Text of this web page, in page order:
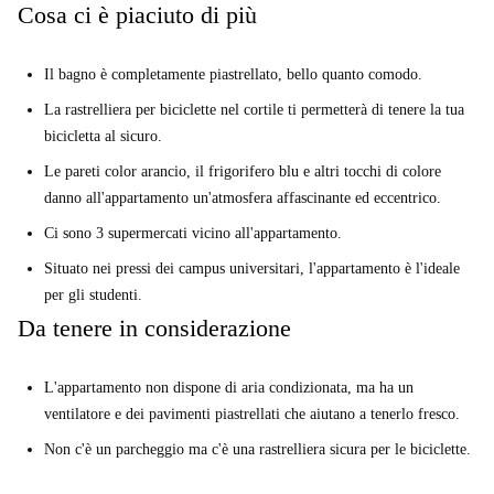
Cosa ci è piaciuto di più
Il bagno è completamente piastrellato, bello quanto comodo.
La rastrelliera per biciclette nel cortile ti permetterà di tenere la tua
bicicletta al sicuro.
Le pareti color arancio, il frigorifero blu e altri tocchi di colore
danno all'appartamento un'atmosfera affascinante ed eccentrico.
Ci sono 3 supermercati vicino all'appartamento.
Situato nei pressi dei campus universitari, l'appartamento è l'ideale
per gli studenti.
Da tenere in considerazione
L'appartamento non dispone di aria condizionata, ma ha un
ventilatore e dei pavimenti piastrellati che aiutano a tenerlo fresco.
Non c'è un parcheggio ma c'è una rastrelliera sicura per le biciclette.